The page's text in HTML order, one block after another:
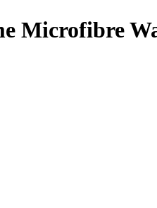
Microfibre